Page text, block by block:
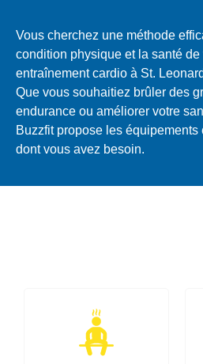
Vous cherchez une méthode
condition physique et la santé
entraînement cardio à St.
Que vous souhaitiez brûler des
endurance ou améliorer votre
Buzzfit propose les équipements
dont vous avez besoin.